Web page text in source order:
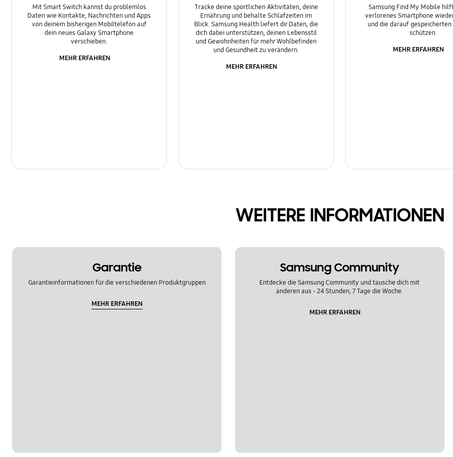
Ton
Mit Smart Switch kannst du problemlos
Daten wie Kontakte, Nachrichten und Apps
von deinem bisherigen Mobiltelefon auf
dein neues Galaxy Smartphone
verschieben.
MEHR ERFAHREN
Tracke deine sportlichen Aktivitäten, deine
Ernährung und behalte Schlafzeiten im
Blick. Samsung Health liefert dir Daten, die
dich dabei unterstützen, deinen Lebensstil
und Gewohnheiten für mehr Wohlbefinden
und Gesundheit zu verändern.
MEHR ERFAHREN
Samsung Find My Mobile
verlorenes Smartphone
und die darauf
schützen.
MEHR ERFAHREN
WEITERE INFORMATIONEN
Garantie
Garantieinformationen für die verschiedenen Produktgruppen
MEHR ERFAHREN
Samsung Community
Entdecke die Samsung Community und tausche dich mit
anderen aus - 24 Stunden, 7 Tage die Woche.
MEHR ERFAHREN